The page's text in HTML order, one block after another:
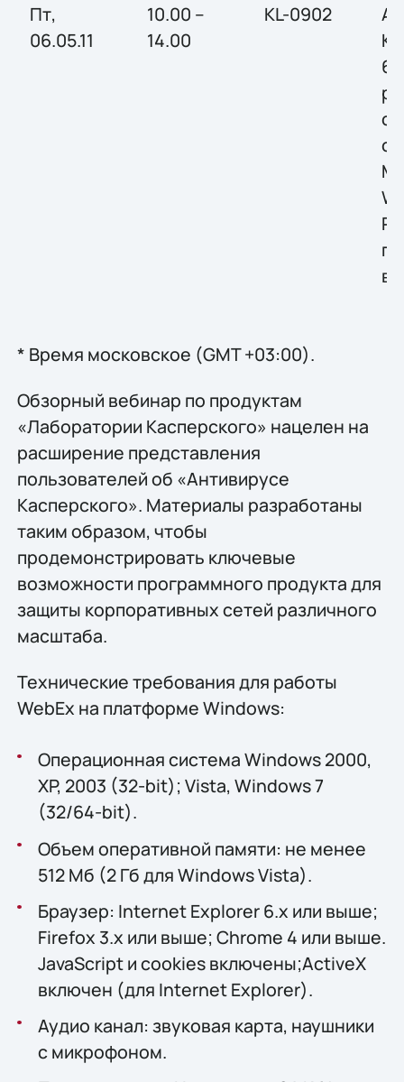
Пт,
06.05.11
10.00 –
14.00
KL-0902
по
* Время московское (GMT +03:00).
Обзорный вебинар по продуктам
«Лаборатории Касперского» нацелен на
расширение представления
пользователей об «Антивирусе
Касперского». Материалы разработаны
таким образом, чтобы
продемонстрировать ключевые
возможности программного продукта для
защиты корпоративных сетей различного
масштаба.
Технические требования для работы
WebEx на платформе Windows:
Операционная система Windows 2000,
XP, 2003 (32-bit); Vista, Windows 7
(32/64-bit).
Объем оперативной памяти: не менее
512 Мб (2 Гб для Windows Vista).
Браузер: Internet Explorer 6.x или выше;
Firefox 3.x или выше; Chrome 4 или выше.
JavaScript и cookies включены;ActiveX
включен (для Internet Explorer).
Аудио канал: звуковая карта, наушники
с микрофоном.